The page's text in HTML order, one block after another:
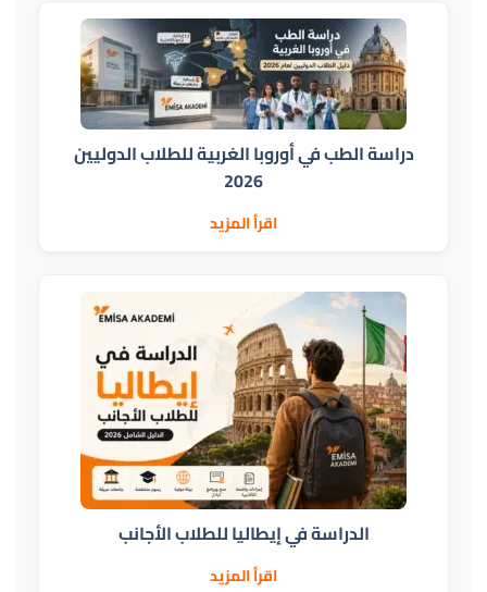
دراسة الطب في أوروبا الغربية للطلاب الدوليين
2026
اقرأ المزيد
الدراسة في إيطاليا للطلاب الأجانب
اقرأ المزيد